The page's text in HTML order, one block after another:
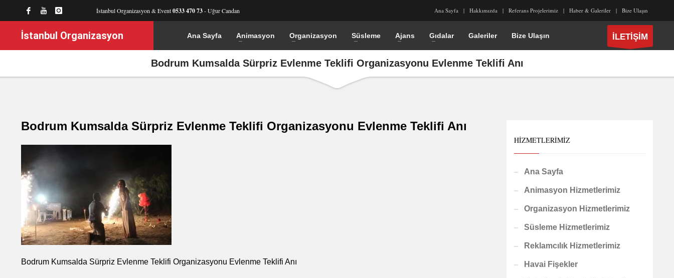
İstanbul Organizasyon & Event0533 470 73- Uğur Candan Ana Sayfa Hakkımızda Referans Projelerimiz Haber & Galeriler Bize Ulaşın
İstanbul Organizasyon Ana Sayfa Animasyon Organizasyon Süsleme Ajans Gıdalar Galeriler Bize Ulaşın İLETİŞİM
Bodrum Kumsalda Sürpriz Evlenme Teklifi Organizasyonu Evlenme Teklifi Anı
Bodrum Kumsalda Sürpriz Evlenme Teklifi Organizasyonu Evlenme Teklifi Anı
Bodrum Kumsalda Sürpriz Evlenme Teklifi Organizasyonu Evlenme Teklifi Anı
HIZMETLERIMIZ
Ana Sayfa
Animasyon Hizmetlerimiz
Organizasyon Hizmetlerimiz
Süsleme Hizmetlerimiz
Reklamcılık Hizmetlerimiz
Havai Fişekler